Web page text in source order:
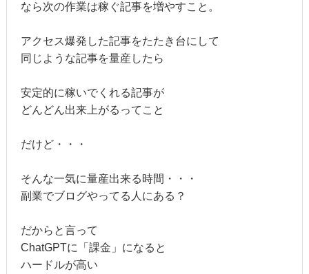
なら次の作業は稼ぐ記事を増やすこと。
アクセス爆発した記事をたたき台にして
同じような記事を量産したら
安定的に稼いでくれる記事が
どんどん出来上がるってこと
だけど・・・
そんな一気に量産出来る時間・・・
副業でブログやってる人にある？
だからと言って
ChatGPTに「課金」になると
ハードルが高い